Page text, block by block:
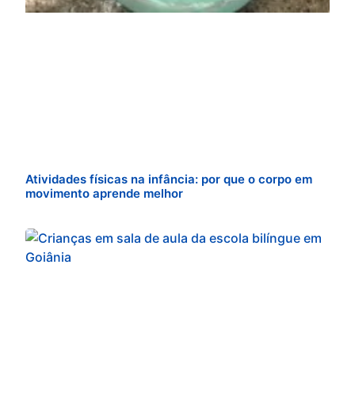
Atividades físicas na infância: por que o corpo em
movimento aprende melhor